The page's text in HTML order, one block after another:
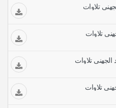
تلاوات
تلاوات
تلاوات
تلاوات